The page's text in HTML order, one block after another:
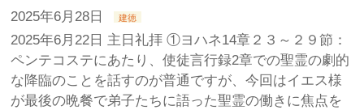
2025年6月28日 建徳
2025年6月22日 主日礼拝 ①ヨハネ14章２３～２９節：
ペンテコステにあたり、使徒言行録2章での聖霊の劇的
な降臨のことを話すのが普通ですが、今回はイエス様
が最後の晩餐で弟子たちに語った聖霊の働きに焦点を